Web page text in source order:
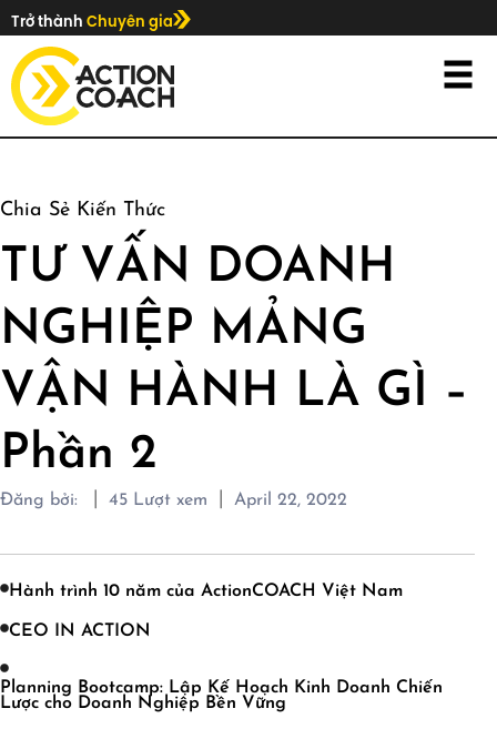
Trở thành Chuyên gia
Chia Sẻ Kiến Thức
TƯ VẤN DOANH
NGHIỆP MẢNG
VẬN HÀNH LÀ GÌ –
Phần 2
Đăng bởi: 45 Lượt xem April 22, 2022
Hành trình 10 năm của ActionCOACH Việt Nam
CEO IN ACTION
Planning Bootcamp: Lập Kế Hoạch Kinh Doanh Chiến
Lược cho Doanh Nghiệp Bền Vững